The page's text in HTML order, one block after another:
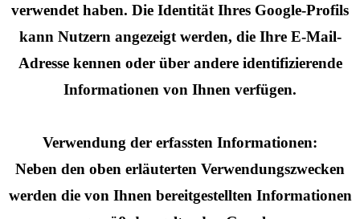
verwendet haben. Die Identität Ihres Google-Profils
kann Nutzern angezeigt werden, die Ihre E-Mail-
Adresse kennen oder über andere identifizierende
Informationen von Ihnen verfügen.
Verwendung der erfassten Informationen:
Neben den oben erläuterten Verwendungszwecken
werden die von Ihnen bereitgestellten Informationen